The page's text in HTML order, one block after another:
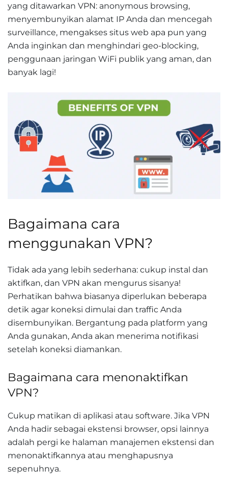
yang ditawarkan VPN: anonymous browsing,
menyembunyikan alamat IP Anda dan mencegah
surveillance, mengakses situs web apa pun yang
Anda inginkan dan menghindari geo-blocking,
penggunaan jaringan WiFi publik yang aman, dan
banyak lagi!
Bagaimana cara
menggunakan VPN?
Tidak ada yang lebih sederhana: cukup instal dan
aktifkan, dan VPN akan mengurus sisanya!
Perhatikan bahwa biasanya diperlukan beberapa
detik agar koneksi dimulai dan traffic Anda
disembunyikan. Bergantung pada platform yang
Anda gunakan, Anda akan menerima notifikasi
setelah koneksi diamankan.
Bagaimana cara menonaktifkan
VPN?
Cukup matikan di aplikasi atau software. Jika VPN
Anda hadir sebagai ekstensi browser, opsi lainnya
adalah pergi ke halaman manajemen ekstensi dan
menonaktifkannya atau menghapusnya
sepenuhnya.